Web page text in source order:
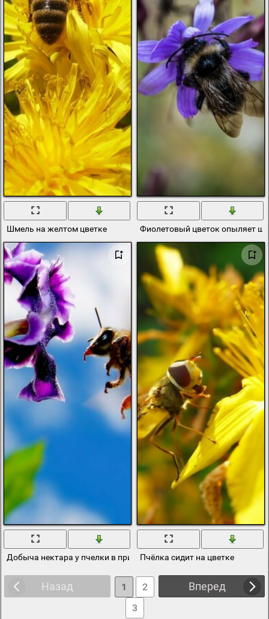
Шмель на желтом цветке Фиолетовый цветок опыляет
Добыча нектара у пчелки в природеПчёлка сидит на цветке
Назад Вперед
1
2
3